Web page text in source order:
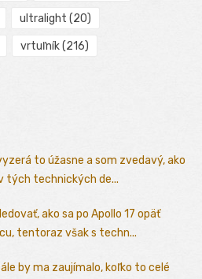
ultralight (20)
vrtuľník(216)
to úžasne a som zvedavý, ako
tých technických de...
ako sa po Apollo 17 opäť
tentoraz však s techn...
by ma zaujímalo, koľko to celé